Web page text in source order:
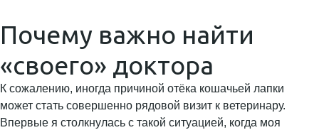
Почему важно найти
«своего» доктора
К сожалению, иногда причиной отёка кошачьей лапки
может стать совершенно рядовой визит к ветеринару.
Впервые я столкнулась с такой ситуацией, когда моя